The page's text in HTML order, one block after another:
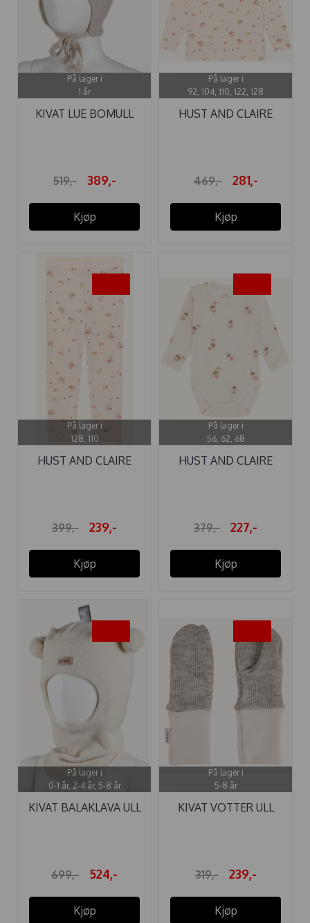
På lager i
1 år
KIVAT LUE BOMULL
519,- 389,-
Kjøp
På lager i
92, 104, 110, 122, 128
HUST AND CLAIRE
469,- 281,-
Kjøp
På lager i
128, 110
HUST AND CLAIRE
399,- 239,-
Kjøp
På lager i
56, 62, 68
HUST AND CLAIRE
379,- 227,-
Kjøp
På lager i
0-1 år, 2-4 år, 5-8 år
KIVAT BALAKLAVA ULL
699,- 524,-
Kjøp
På lager i
5-8 år
KIVAT VOTTER ULL
319,- 239,-
Kjøp